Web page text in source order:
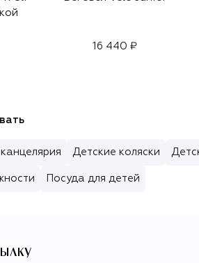
16 440 ₽
Детские коляски
Посуда для детей